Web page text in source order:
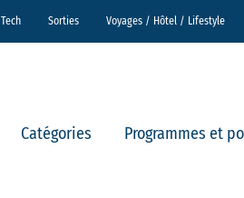
Sorties Voyages / Hôtel / Lifestyle
Catégories Programmes et